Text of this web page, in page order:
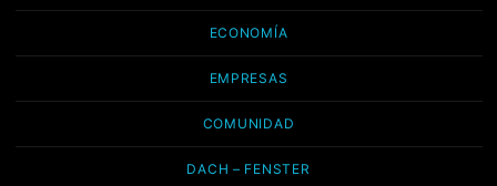
ECONOMÍA
EMPRESAS
COMUNIDAD
DACH – FENSTER